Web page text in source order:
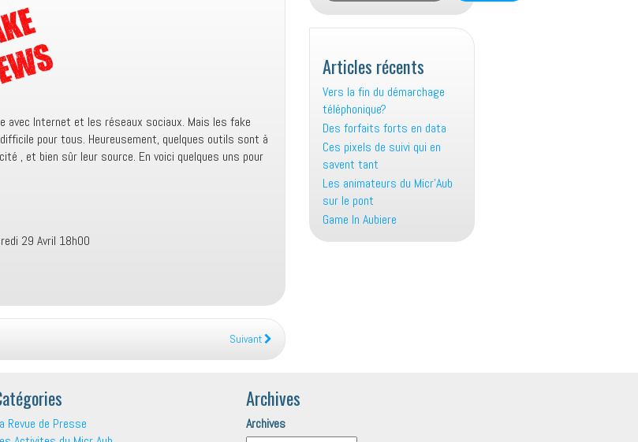
avec Internet et les réseaux sociaux. Mais les fake
pour tous. Heureusement, quelques outils sont à
, et bien sûr leur source. En voici quelques uns pour
29 Avril 18h00
Suivant
Articles récents
Vers la fin du démarchage
téléphonique?
Des forfaits forts en data
Ces pixels de suivi qui en
savent tant
Les animateurs du Micr’Aub
sur le pont
Game In Aubiere
Revue de Presse
Archives
Archives